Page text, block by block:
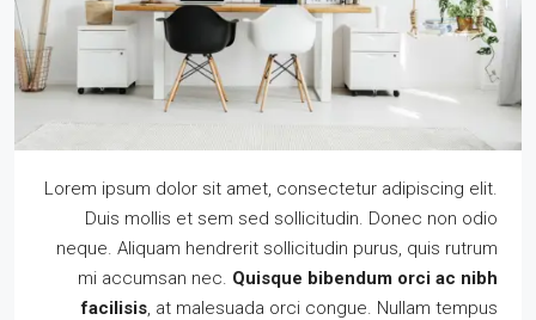
Lorem ipsum dolor sit amet, consectetur adipiscing elit.
Duis mollis et sem sed sollicitudin. Donec non odio
neque. Aliquam hendrerit sollicitudin purus, quis rutrum
mi accumsan nec. Quisque bibendum orci ac nibh
facilisis, at malesuada orci congue. Nullam tempus